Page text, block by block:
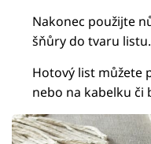
Nakonec použijte
šňůry do tvaru listu.
Hotový list můžete
nebo na kabelku či